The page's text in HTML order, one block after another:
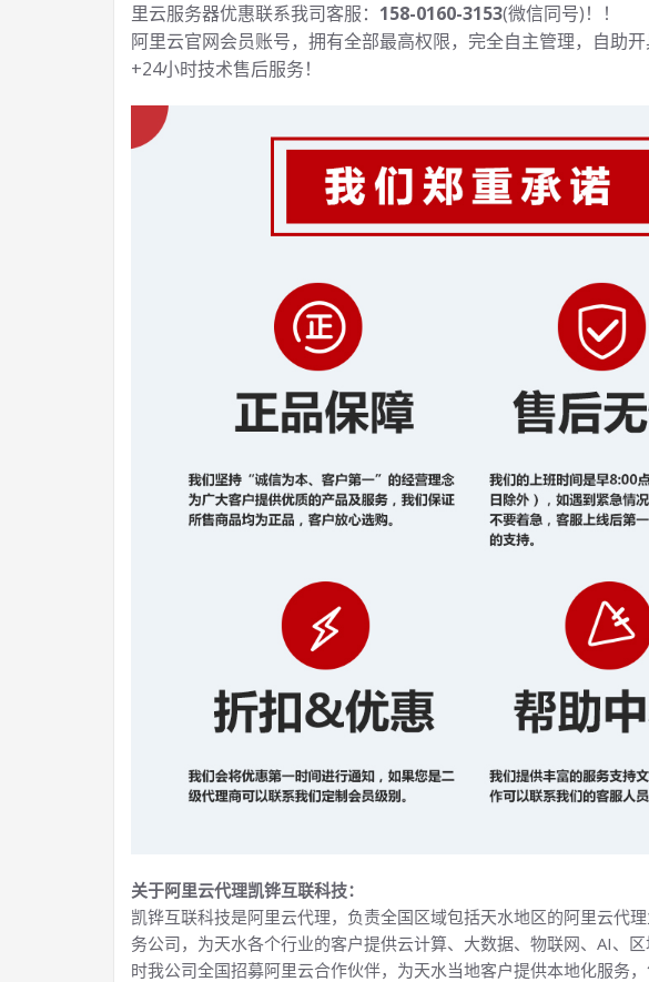
里云服务器优惠联系我司客服： 158-0160-3153(微信同号)！！
阿里云官网会员账号，拥有全部最高权限，完全自主管理，自助
+24小时技术售后服务！
关于阿里云代理凯铧互联科技：
凯铧互联科技是阿里云代理，负责全国区域包括天水地区的阿里云代
务公司，为天水各个行业的客户提供云计算、大数据、物联网、AI、
时我公司全国招募阿里云合作伙伴，为天水当地客户提供本地化服务